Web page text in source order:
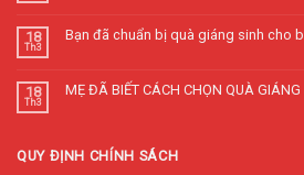
18
Th3
Bạn đã chuẩn bị quà giáng sinh cho
18
Th3
MẸ ĐÃ BIẾT CÁCH CHỌN QUÀ GIÁNG
QUY ĐỊNH CHÍNH SÁCH